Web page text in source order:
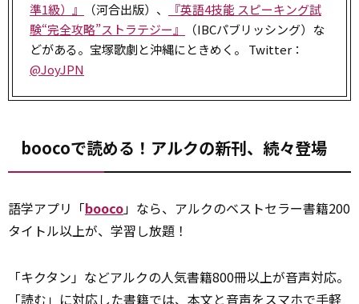
準1級）』
（河合出版）、
『英語4技能 スピーキング試
験“完全攻略”ストラテジー』
（IBCパブリッシング）な
どがある。宝塚歌劇と沖縄にときめく。 Twitter：
@JoyJPN
boocoで読める！アルクの新刊、続々登場
語学アプリ「booco」なら、アルクのベストセラー書籍200
タイトル以上が、学習し放題！
「キクタン」などアルクの人気書籍800冊以上が音声対応。
「読む」に対応した書籍では、本文と音声をスマホで手軽